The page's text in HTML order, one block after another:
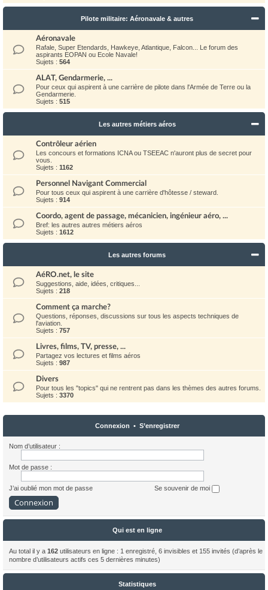
Pilote militaire: Aéronavale & autres
Aéronavale
Rafale, Super Etendards, Hawkeye, Atlantique, Falcon... Le forum des
aspirants EOPAN ou Ecole Navale!
Sujets : 564
ALAT, Gendarmerie, ...
Pour ceux qui aspirent à une carrière de pilote dans l'Armée de Terre ou la
Gendarmerie.
Sujets : 515
Les autres métiers aéros
Contrôleur aérien
Les concours et formations ICNA ou TSEEAC n'auront plus de secret pour
vous.
Sujets : 1162
Personnel Navigant Commercial
Pour tous ceux qui aspirent à une carrière d'hôtesse / steward.
Sujets : 914
Coordo, agent de passage, mécanicien, ingénieur aéro, ...
Bref: les autres autres métiers aéros
Sujets : 1612
Les autres forums
AéRO.net, le site
Suggestions, aide, idées, critiques...
Sujets : 218
Comment ça marche?
Questions, réponses, discussions sur tous les aspects techniques de
l'aviation.
Sujets : 757
Livres, films, TV, presse, ...
Partagez vos lectures et films aéros
Sujets : 987
Divers
Pour tous les "topics" qui ne rentrent pas dans les thèmes des autres forums.
Sujets : 3370
Connexion • S’enregistrer
Nom d’utilisateur :
Mot de passe :
J’ai oublié mon mot de passe Se souvenir de moi
Qui est en ligne
Au total il y a 162 utilisateurs en ligne : 1 enregistré, 6 invisibles et 155 invités (d’après le
nombre d’utilisateurs actifs ces 5 dernières minutes)
Statistiques